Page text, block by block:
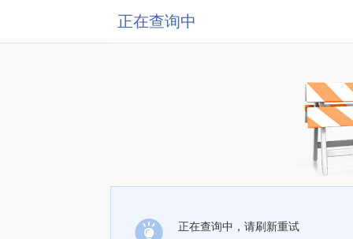
正在查询中
正在查询中，请刷新重试